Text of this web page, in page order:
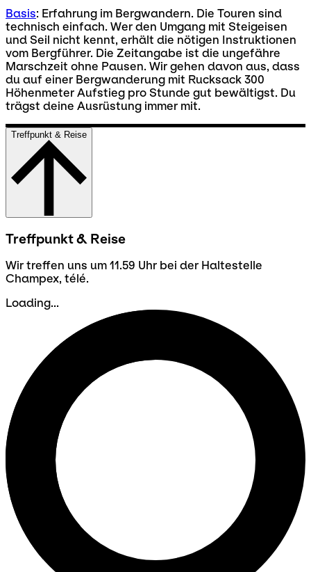
Basis: Erfahrung im Bergwandern. Die Touren sind
technisch einfach. Wer den Umgang mit Steigeisen
und Seil nicht kennt, erhält die nötigen Instruktionen
vom Bergführer. Die Zeitangabe ist die ungefähre
Marschzeit ohne Pausen. Wir gehen davon aus, dass
du auf einer Bergwanderung mit Rucksack 300
Höhenmeter Aufstieg pro Stunde gut bewältigst. Du
trägst deine Ausrüstung immer mit.
Treffpunkt & Reise
Treffpunkt & Reise
Wir treffen uns um 11.59 Uhr bei der Haltestelle
Champex, télé.
Loading...